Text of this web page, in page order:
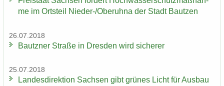
me im Orts­teil Nieder-​/Ober­uh­na der Stadt Baut­zen
26.07.2018
Bautz­ner Stra­ße in Dres­den wird si­che­rer
25.07.2018
Lan­des­di­rek­ti­on Sach­sen gibt grü­nes Licht für Aus­bau